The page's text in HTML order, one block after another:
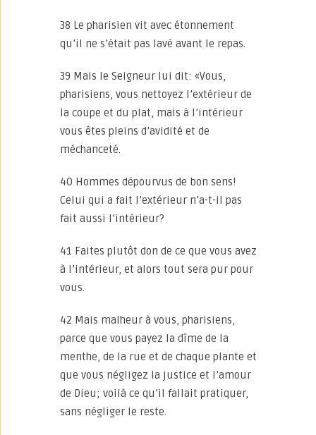
38 Le pharisien vit avec étonnement
qu’il ne s’était pas lavé avant le repas.
39 Mais le Seigneur lui dit: «Vous,
pharisiens, vous nettoyez l’extérieur de
la coupe et du plat, mais à l’intérieur
vous êtes pleins d’avidité et de
méchanceté.
40 Hommes dépourvus de bon sens!
Celui qui a fait l’extérieur n’a-t-il pas
fait aussi l’intérieur?
41 Faites plutôt don de ce que vous avez
à l’intérieur, et alors tout sera pur pour
vous.
42 Mais malheur à vous, pharisiens,
parce que vous payez la dîme de la
menthe, de la rue et de chaque plante et
que vous négligez la justice et l’amour
de Dieu; voilà ce qu’il fallait pratiquer,
sans négliger le reste.